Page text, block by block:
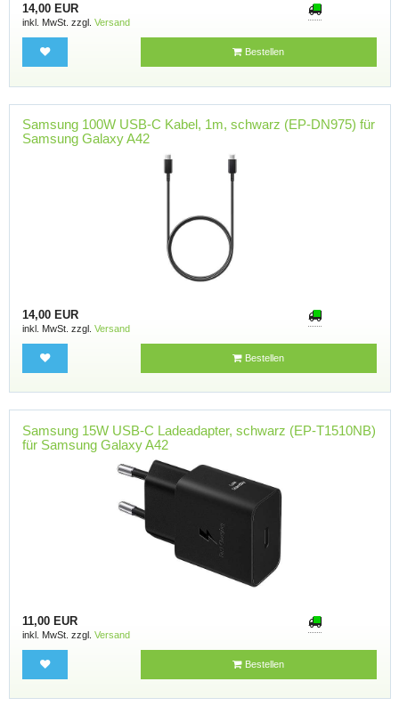
14,00 EUR
inkl. MwSt. zzgl. Versand
Bestellen
Samsung 100W USB-C Kabel, 1m, schwarz (EP-DN975) für
Samsung Galaxy A42
14,00 EUR
inkl. MwSt. zzgl. Versand
Bestellen
Samsung 15W USB-C Ladeadapter, schwarz (EP-T1510NB)
für Samsung Galaxy A42
11,00 EUR
inkl. MwSt. zzgl. Versand
Bestellen